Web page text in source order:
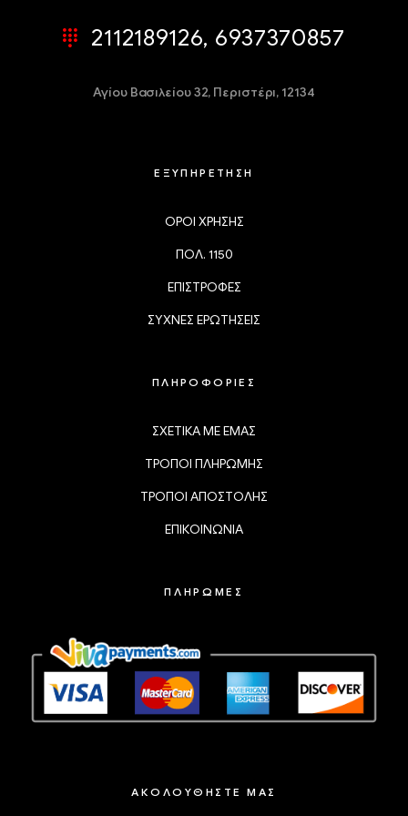
2112189126, 6937370857
Αγίου Βασιλείου 32, Περιστέρι, 12134
ΕΞΥΠΗΡΕΤΗΣΗ
ΟΡΟΙ ΧΡΗΣΗΣ
ΠΟΛ. 1150
ΕΠΙΣΤΡΟΦΕΣ
ΣΥΧΝΕΣ ΕΡΩΤΗΣΕΙΣ
ΠΛΗΡΟΦΟΡΙΕΣ
ΣΧΕΤΙΚΑ ΜΕ ΕΜΑΣ
ΤΡΟΠΟΙ ΠΛΗΡΩΜΗΣ
ΤΡΟΠΟΙ ΑΠΟΣΤΟΛΗΣ
ΕΠΙΚΟΙΝΩΝΙΑ
ΠΛΗΡΩΜΕΣ
ΑΚΟΛΟΥΘΗΣΤΕ ΜΑΣ